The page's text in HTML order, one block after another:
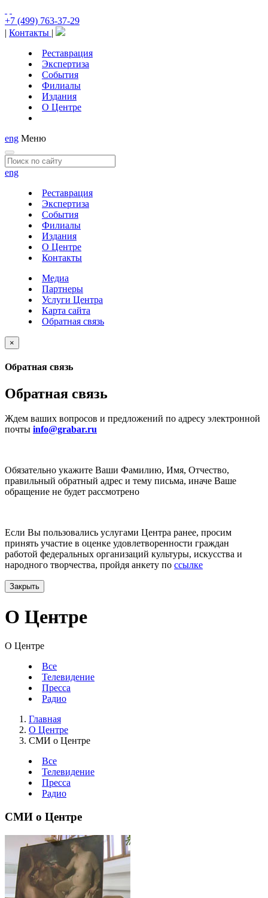
+7 (499) 763-37-29
| Контакты |
Реставрация
Экспертиза
События
Филиалы
Издания
О Центре
eng Меню
eng
Реставрация
Экспертиза
События
Филиалы
Издания
О Центре
Контакты
Медиа
Партнеры
Услуги Центра
Карта сайта
Обратная связь
×
Обратная связь
Обратная связь
Ждем ваших вопросов и предложений по адресу электронной
почты info@grabar.ru
Обязательно укажите Ваши Фамилию, Имя, Отчество,
правильный обратный адрес и тему письма, иначе Ваше
обращение не будет рассмотрено
Если Вы пользовались услугами Центра ранее, просим
принять участие в оценке удовлетворенности граждан
работой федеральных организаций культуры, искусства и
народного творчества, пройдя анкету по ссылке
Закрыть
О Центре
О Центре
Все
Телевидение
Пресса
Радио
Главная
О Центре
СМИ о Центре
Все
Телевидение
Пресса
Радио
СМИ о Центре